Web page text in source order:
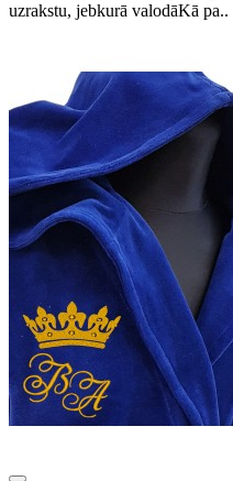
uzrakstu, jebkurā valodāKā pa..